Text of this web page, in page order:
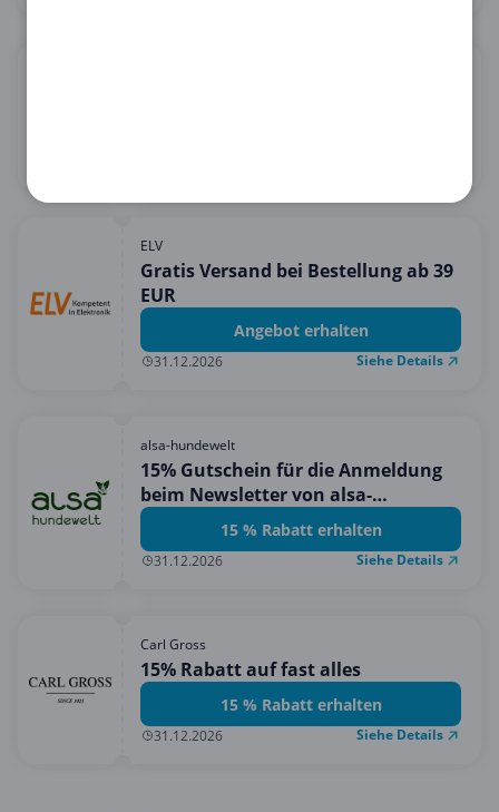
ELV
Gratis Versand bei Bestellung ab 39
EUR
Angebot erhalten
31.12.2026 Siehe Details
alsa-hundewelt
15% Gutschein für die Anmeldung
beim Newsletter von alsa-
hundewelt!15 % Rabatt erhalten
31.12.2026 Siehe Details
Carl Gross
15% Rabatt auf fast alles
15 % Rabatt erhalten
31.12.2026 Siehe Details